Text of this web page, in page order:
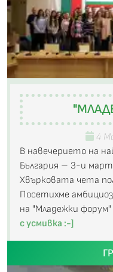
4
В навечерието на
България – 3-и
Хвърковата чета
Посетихме
на "Младежки
с усмивка :-]